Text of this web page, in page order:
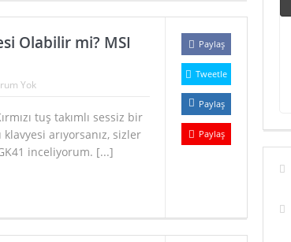
Olabilir mi? MSI
Yok
tuş takımlı sessiz bir
arıyorsanız, sizler
inceliyorum. [...]
Paylaş
Tweetle
Paylaş
Paylaş